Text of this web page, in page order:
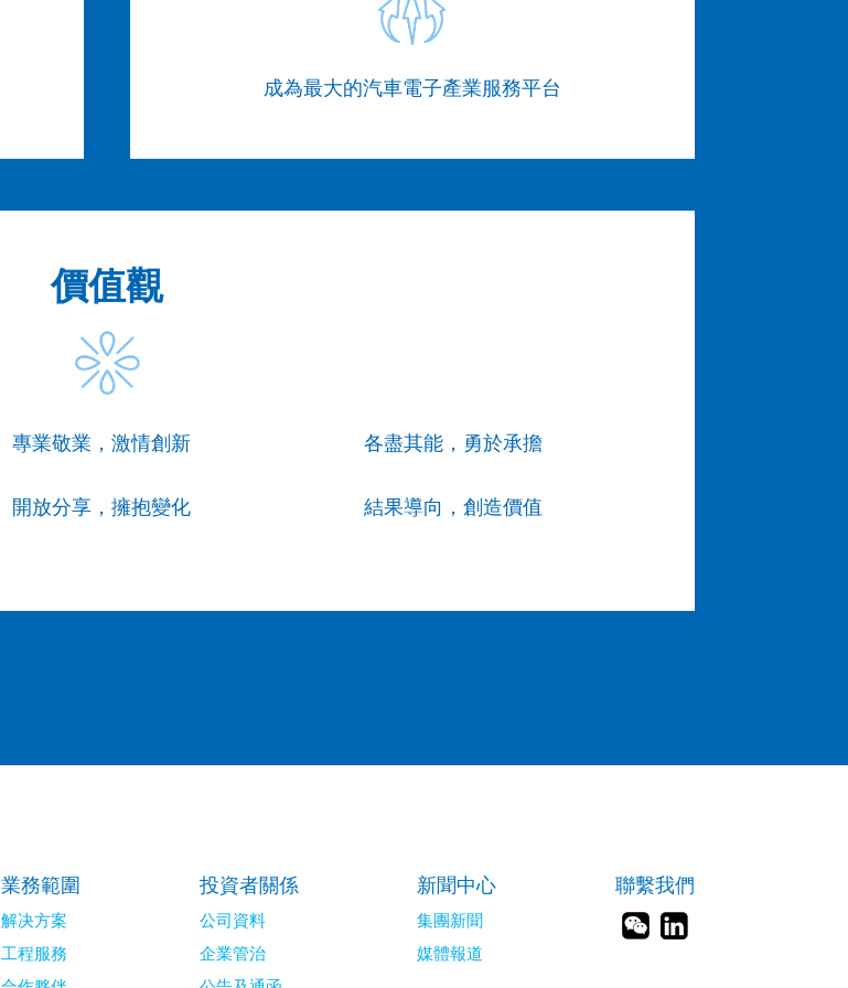
成為最大的汽車電子產業服務平台
價值觀
專業敬業，激情創新 各盡其能，勇於承擔
開放分享，擁抱變化 結果導向，創造價值
業務範圍
解决方案
工程服務
投資者關係
公司資料
企業管治
新聞中心
集團新聞
媒體報道
聯繫我們